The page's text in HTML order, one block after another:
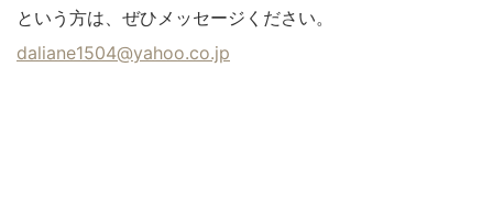
という方は、ぜひメッセージください。
daliane1504@yahoo.co.jp